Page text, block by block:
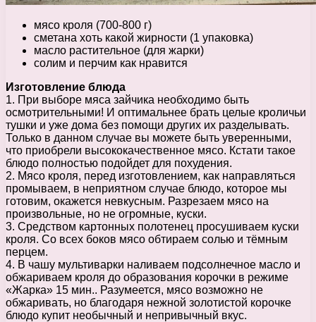
мясо кроля (700-800 г)
сметана хоть какой жирности (1 упаковка)
масло растительное (для жарки)
солим и перчим как нравится
Изготовление блюда
1. При выборе мяса зайчика необходимо быть
осмотрительными! И оптимальнее брать целые кроличьи
тушки и уже дома без помощи других их разделывать.
Только в данном случае вы можете быть уверенными,
что приобрели высококачественное мясо. Кстати такое
блюдо полностью подойдет для похудения.
2. Мясо кроля, перед изготовлением, как направляться
промываем, в неприятном случае блюдо, которое мы
готовим, окажется невкусным. Разрезаем мясо на
произвольные, но не огромные, куски.
3. Средством картонных полотенец просушиваем куски
кроля. Со всех боков мясо обтираем солью и тёмным
перцем.
4. В чашу мультиварки наливаем подсолнечное масло и
обжариваем кроля до образования корочки в режиме
«Жарка» 15 мин.. Разумеется, мясо возможно не
обжаривать, но благодаря нежной золотистой корочке
блюдо купит необычный и непривычный вкус.